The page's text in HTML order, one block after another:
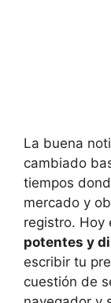
La buena
cambiado
tiempos
mercado y
registro. Hoy
potentes y
escribir tu
cuestión de